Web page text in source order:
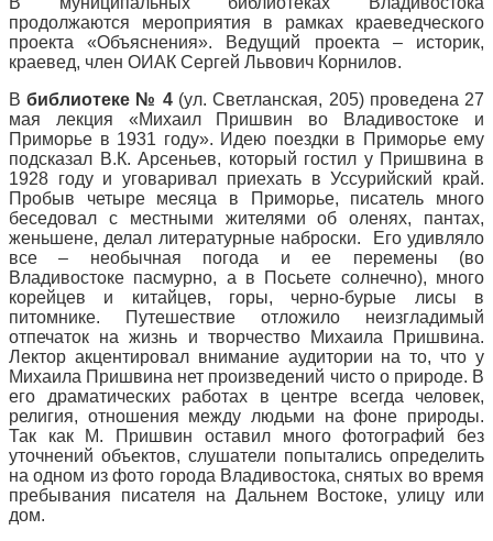
продолжаются мероприятия в рамках краеведческого
проекта «Объяснения». Ведущий проекта – историк,
краевед, член ОИАК Сергей Львович Корнилов.
В библиотеке № 4(ул. Светланская, 205) проведена 27
мая лекция «Михаил Пришвин во Владивостоке и
Приморье в 1931 году». Идею поездки в Приморье ему
подсказал В.К. Арсеньев, который гостил у Пришвина в
1928 году и уговаривал приехать в Уссурийский край.
Пробыв четыре месяца в Приморье, писатель много
беседовал с местными жителями об оленях, пантах,
женьшене, делал литературные наброски. Его удивляло
все – необычная погода и ее перемены (во
Владивостоке пасмурно, а в Посьете солнечно), много
корейцев и китайцев, горы, черно-бурые лисы в
питомнике. Путешествие отложило неизгладимый
отпечаток на жизнь и творчество Михаила Пришвина.
Лектор акцентировал внимание аудитории на то, что у
Михаила Пришвина нет произведений чисто о природе. В
его драматических работах в центре всегда человек,
религия, отношения между людьми на фоне природы.
Так как М. Пришвин оставил много фотографий без
уточнений объектов, слушатели попытались определить
на одном из фото города Владивостока, снятых во время
пребывания писателя на Дальнем Востоке, улицу или
дом.